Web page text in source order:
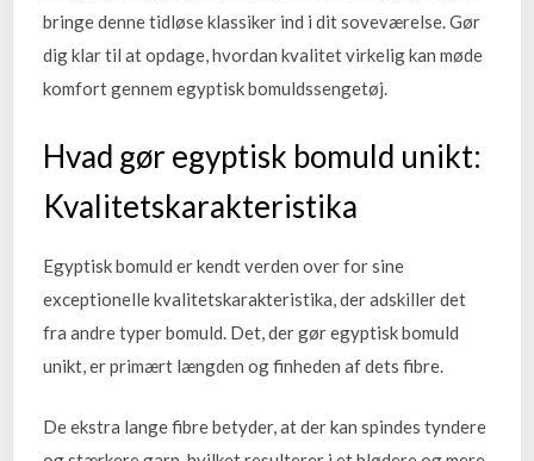
bringe denne tidløse klassiker ind i dit soveværelse. Gør
dig klar til at opdage, hvordan kvalitet virkelig kan møde
komfort gennem egyptisk bomuldssengetøj.
Hvad gør egyptisk bomuld unikt:
Kvalitetskarakteristika
Egyptisk bomuld er kendt verden over for sine
exceptionelle kvalitetskarakteristika, der adskiller det
fra andre typer bomuld. Det, der gør egyptisk bomuld
unikt, er primært længden og finheden af dets fibre.
De ekstra lange fibre betyder, at der kan spindes tyndere